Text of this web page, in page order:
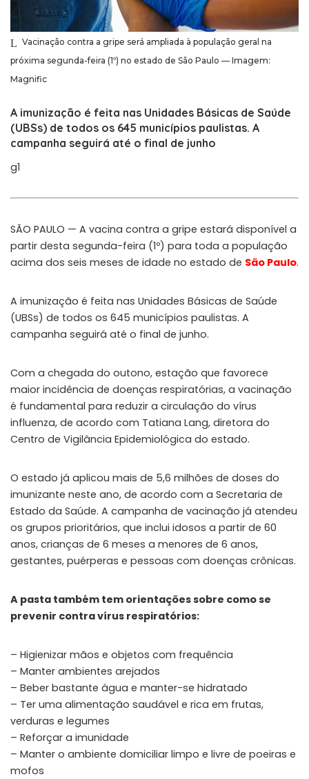
Vacinação contra a gripe será ampliada à população geral na
próxima segunda-feira (1º) no estado de São Paulo — Imagem:
Magnific
A imunização é feita nas Unidades Básicas de Saúde
(UBSs) de todos os 645 municípios paulistas. A
campanha seguirá até o final de junho
g1
SÃO PAULO — A vacina contra a gripe estará disponível a
partir desta segunda-feira (1º) para toda a população
acima dos seis meses de idade no estado de São Paulo.
A imunização é feita nas Unidades Básicas de Saúde
(UBSs) de todos os 645 municípios paulistas. A
campanha seguirá até o final de junho.
Com a chegada do outono, estação que favorece
maior incidência de doenças respiratórias, a vacinação
é fundamental para reduzir a circulação do vírus
influenza, de acordo com Tatiana Lang, diretora do
Centro de Vigilância Epidemiológica do estado.
O estado já aplicou mais de 5,6 milhões de doses do
imunizante neste ano, de acordo com a Secretaria de
Estado da Saúde. A campanha de vacinação já atendeu
os grupos prioritários, que inclui idosos a partir de 60
anos, crianças de 6 meses a menores de 6 anos,
gestantes, puérperas e pessoas com doenças crônicas.
A pasta também tem orientações sobre como se
prevenir contra vírus respiratórios:
– Higienizar mãos e objetos com frequência
– Manter ambientes arejados
– Beber bastante água e manter-se hidratado
– Ter uma alimentação saudável e rica em frutas,
verduras e legumes
– Reforçar a imunidade
– Manter o ambiente domiciliar limpo e livre de poeiras e
mofos